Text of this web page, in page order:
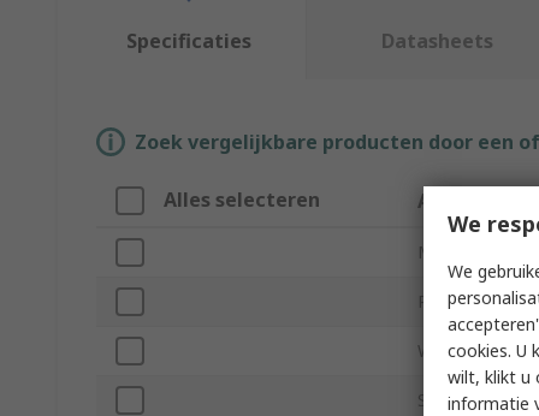
Specificaties Datasheets
Zoek vergelijkbare producten door een
Alles selecteren Attribuut
Merk
Product Type
Waist Size
Size
We
We
cookies. U
wilt, klikt u
informatie